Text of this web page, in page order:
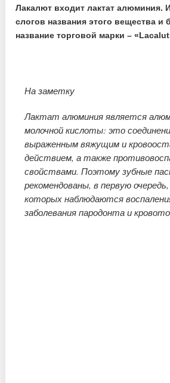
Лакалют входит лактат алюминия.
слогов названия этого вещества и
название торговой марки –
На заметку
Лактат алюминия является
молочной кислоты: это
выраженным вяжущим и
действием, а также
свойствами. Поэтому зубные
рекомендованы, в первую
которых наблюдаются
заболевания пародонта и